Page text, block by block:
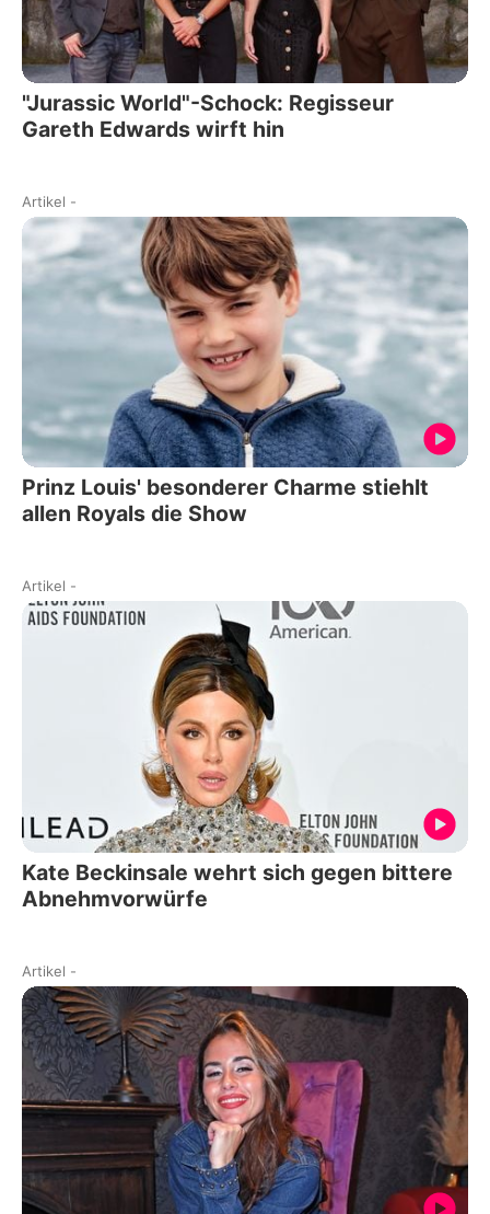
"Jurassic World"-Schock: Regisseur
Gareth Edwards wirft hin
Artikel -
Prinz Louis' besonderer Charme stiehlt
allen Royals die Show
Artikel -
Kate Beckinsale wehrt sich gegen bittere
Abnehmvorwürfe
Artikel -